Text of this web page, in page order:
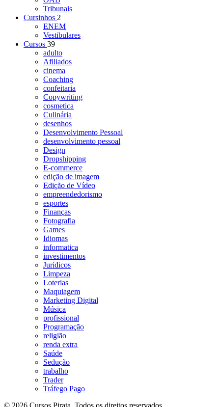
Tribunais
Cursinhos 2
ENEM
Vestibulares
Cursos 39
adulto
Afiliados
cinema
Coaching
confeitaria
Copywriting
cosmetica
Culinária
desenhos
Desenvolvimento Pessoal
desenvolvimento pessoal
Design
Dropshipping
E-commerce
edição de imagem
Edição de Vídeo
empreendedorismo
esportes
Finanças
Fotografia
Games
Idiomas
informatica
investimentos
Jurídicos
Limpeza
Loterias
Maquiagem
Marketing Digital
Música
profissional
Programação
religião
renda extra
Saúde
Sedução
trabalho
Trader
Tráfego Pago